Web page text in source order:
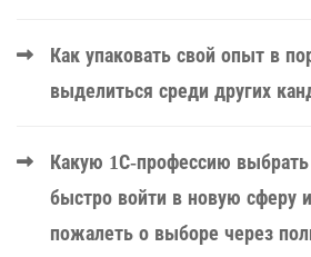
Как упаковать свой опыт в
выделиться среди других
Какую 1С-профессию
быстро войти в новую сферу
пожалеть о выборе через